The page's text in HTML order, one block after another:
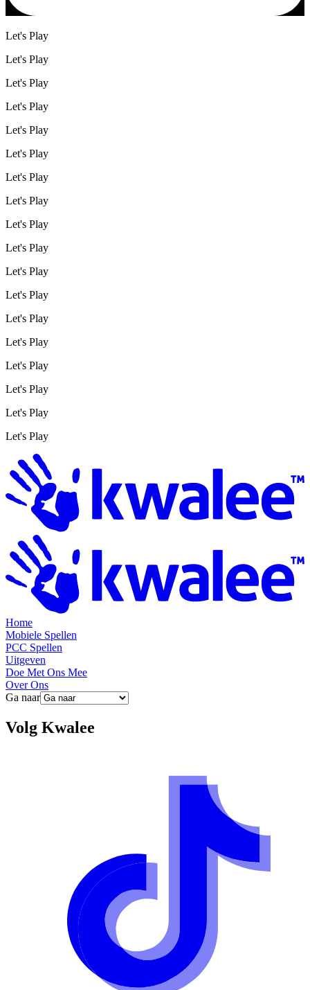
Let's Play
Let's Play
Let's Play
Let's Play
Let's Play
Let's Play
Let's Play
Let's Play
Let's Play
Let's Play
Let's Play
Let's Play
Let's Play
Let's Play
Let's Play
Let's Play
Let's Play
Let's Play
Home
Mobiele Spellen
PCC Spellen
Uitgeven
Doe Met Ons Mee
Over Ons
Ga naar
Volg Kwalee